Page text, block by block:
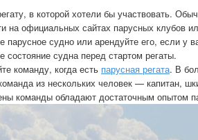
в которой хотели бы участвовать.
на официальных сайтах парусных клубов
парусное судно или арендуйте его, если у
состояние судна перед стартом регаты.
команду, когда есть парусная регата. В
из нескольких человек — капитан,
команды обладают достаточным опытом